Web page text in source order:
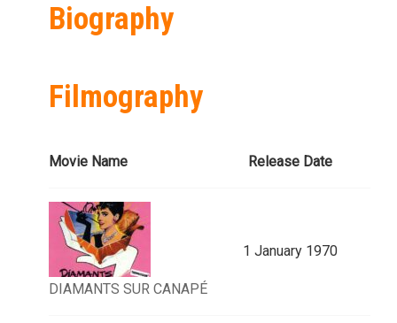
Biography
Filmography
Movie Name Release Date
DIAMANTS SUR CANAPÉ
1 January 1970